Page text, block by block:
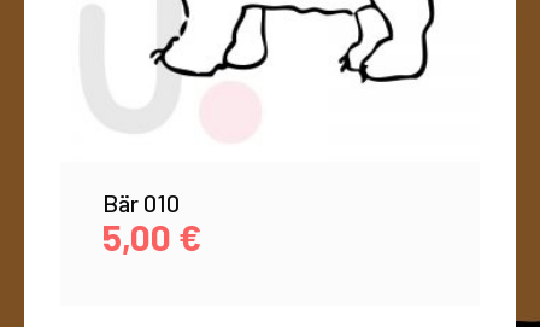
Bär 010
5,00 €